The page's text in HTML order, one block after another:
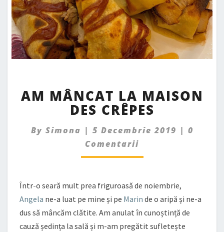
MÂNCAT
LA
MAISON
DES
CRÊPES
AM MÂNCAT LA MAISON
DES CRÊPES
By Simona | 5 Decembrie 2019 | 0
Comentarii
Într-o seară mult prea friguroasă de noiembrie,
Angela ne-a luat pe mine și pe Marin de o aripă și ne-a
dus să mâncăm clătite. Am anulat în cunoștință de
cauză ședința la sală și m-am pregătit sufletește